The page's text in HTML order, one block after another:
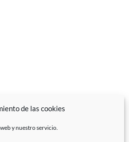
de las cookies
y nuestro servicio.